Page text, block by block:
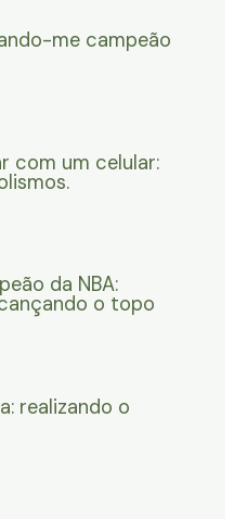
me campeão
com um celular:
da NBA:
o topo
realizando o